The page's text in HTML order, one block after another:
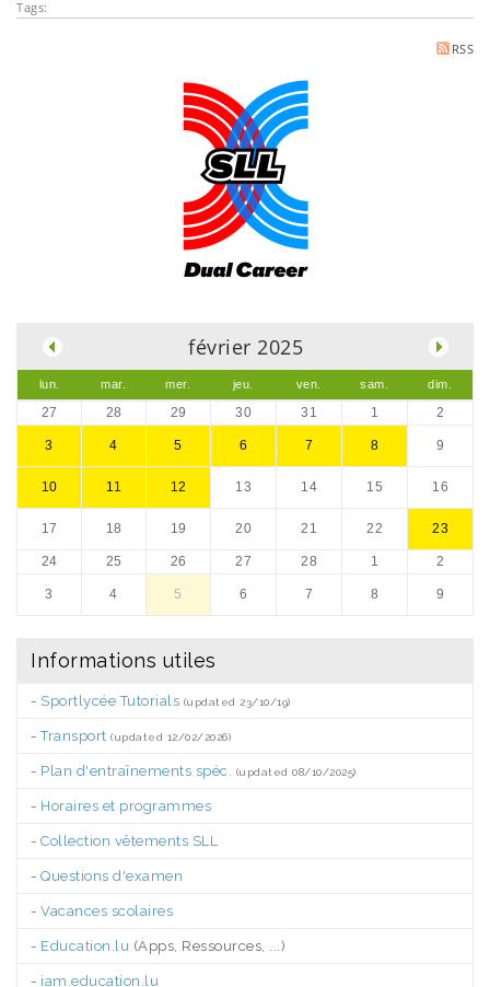
Tags:
RSS
février 2025
lun. mar. mer. jeu. ven. sam. dim.
27 28 29 30 31 1 2
3 4 5 6 7 8 9
10 11 12 13 14 15 16
17 18 19 20 21 22 23
24 25 26 27 28 1 2
3 4 5 6 7 8 9
Informations utiles
- Sportlycée Tutorials (updated 23/10/19)
-Transport (updated 12/02/2026)
- Plan d'entraînements spéc. (updated 08/10/2025)
- Horaires et programmes
- Collection vêtements SLL
- Questions d'examen
- Vacances scolaires
- Education.lu (Apps, Ressources, ...)
- iam.education.lu